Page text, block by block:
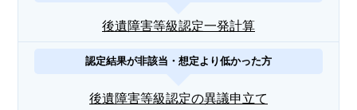
後遺障害等級認定一発計算
認定結果が非該当・想定より低かった方
後遺障害等級認定の異議申立て